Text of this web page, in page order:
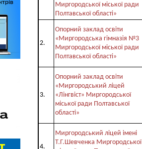
Миргородської міської ради
Полтавської області»
2.
Опорний заклад освіти
«Миргородська гімназія №3
Миргородської міської ради
Полтавської області»
3.
Опорний заклад освіти
«Миргородський ліцей
«Лінгвіст» Миргородської
міської ради Полтавської
області»
4.
Миргородський ліцей імені
Т.Г.Шевченка Миргородської